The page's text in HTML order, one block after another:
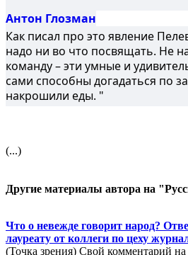
Антон Глозман
Как писал про это явление
надо ни во что посвящать. Не
команду – эти умные и
сами способны догадаться по
накрошили еды. "
(...)
Другие материалы автора на
Что о невежде говорит народ?
лауреату от коллеги по цеху
(Точка зрения) Свой комментарий